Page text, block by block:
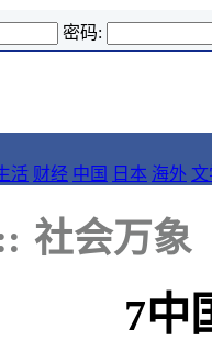
密码:
活 财经 中国 日本 海外 文
社会万象
7中